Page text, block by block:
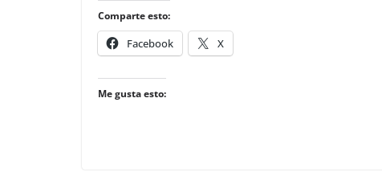
Comparte esto:
Facebook X
Me gusta esto: